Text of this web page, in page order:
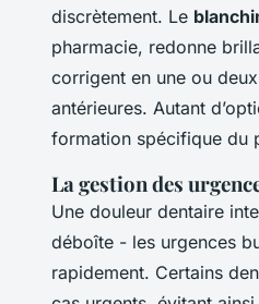
discrètement. Le
pharmacie, redonne
corrigent en une ou
antérieures. Autant
formation spécifique du
La gestion des
Une douleur dentaire
déboîte - les urgences
rapidement. Certains